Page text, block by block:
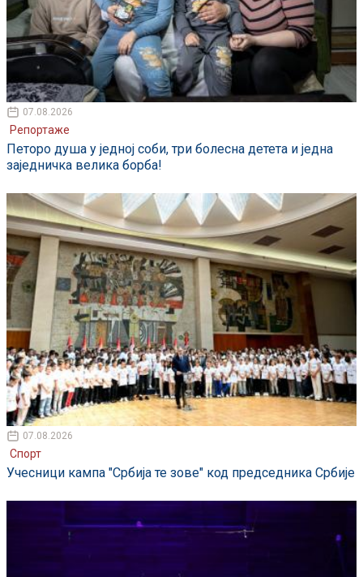
07.08.2026
Репортаже
Петоро душа у једној соби, три болесна детета и једна
заједничка велика борба!
07.08.2026
Спорт
Учесници кампа "Србија те зове" код председника Србије